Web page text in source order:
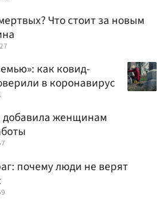
Что стоит за новым
как ковид-
в коронавирус
женщинам
почему люди не верят